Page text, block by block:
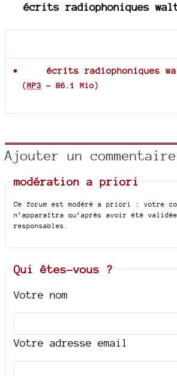
écrits radiophoniques
écrits radiophoniques
(MP3 - 86.1 Mio)
Ajouter un commentaire
modération a priori
Ce forum est modéré a priori : votre
n’apparaîtra qu’après avoir été
responsables.
Qui êtes-vous ?
Votre nom
Votre adresse email